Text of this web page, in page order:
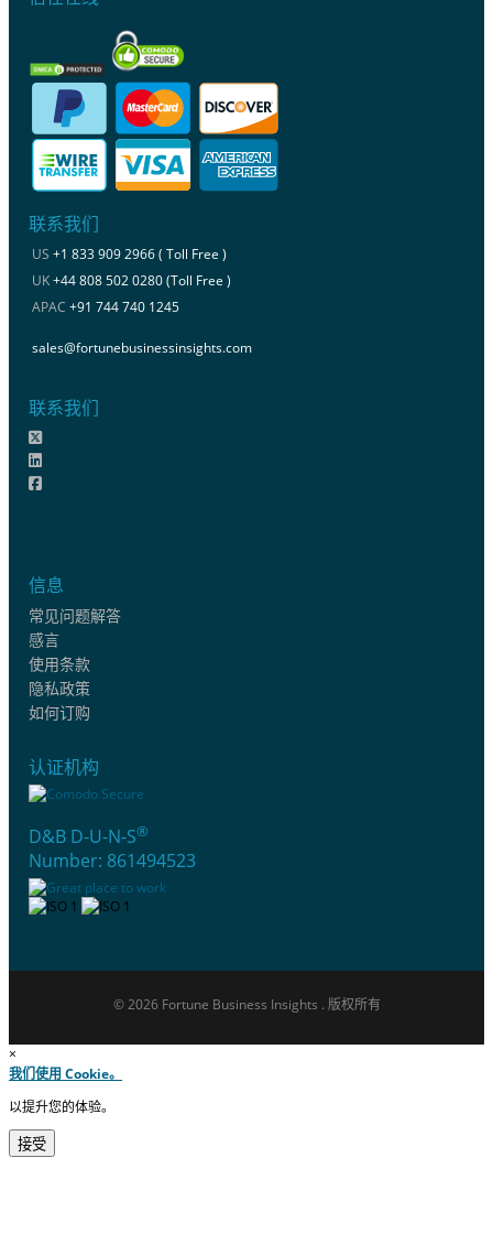
联系我们
US +1 833 909 2966 ( Toll Free )
UK+44 808 502 0280 (Toll Free )
APAC +91 744 740 1245
sales@fortunebusinessinsights.com
联系我们
信息
常见问题解答
感言
使用条款
隐私政策
如何订购
认证机构
D&B D-U-N-S®
Number: 861494523
© 2026 Fortune Business Insights . 版权所有
×
我们使用 Cookie。
以提升您的体验。
接受